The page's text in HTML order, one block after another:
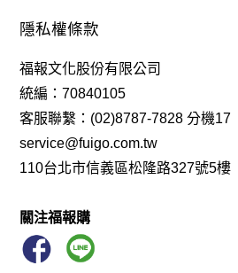
隱私權條款
福報文化股份有限公司
統編：70840105
客服聯繫：(02)8787-7828 分機17
service@fuigo.com.tw
110台北市信義區松隆路327號5樓
關注福報購